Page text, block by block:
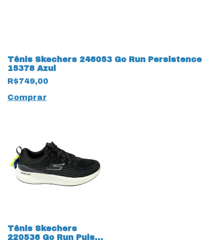
Tênis Skechers 246053 Go Run Persistence
15378 Azul
R$749,00
Comprar
Tênis Skechers
220536 Go Run Pulse